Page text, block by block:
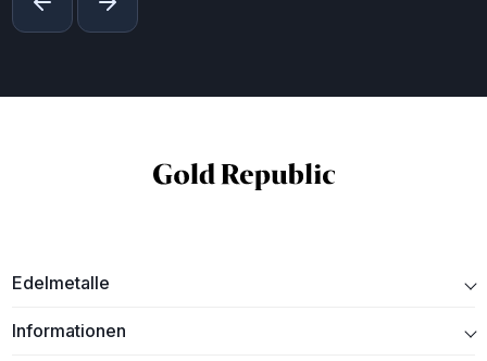
Edelmetalle
Informationen